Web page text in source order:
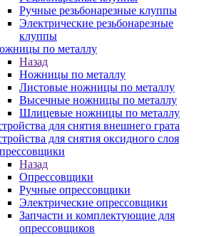
Ручные резьбонарезные клуппы
Электрические резьбонарезные
клуппы
по металлу
Назад
Ножницы по металлу
Листовые ножницы по металлу
Высечные ножницы по металлу
Шлицевые ножницы по металлу
для снятия внешнего грата
для снятия оксидного слоя
Назад
Опрессовщики
Ручные опрессовщики
Электрические опрессовщики
Запчасти и комплектующие для
опрессовщиков